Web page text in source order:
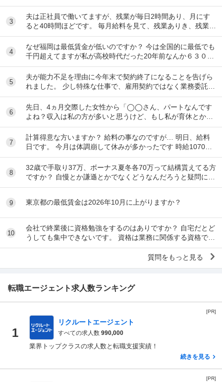
20円で、1日6時間で働いています。 ...
3
夫は正社員で働いてますが、残業が毎日2時間あり、月にす
ると40時間ほどです。 毎月給料を見て、残業ありき、残業は
ありがたい、副業しなくて済むし、お金も多く...
4
なぜ福岡は最低賃金が低いのですか？ 今は全国的に最低でも
千円超えてますが私が高校時代だった20年前なんか６３０円
で大手ファミレスで働いてましたよ！！
5
夫が能力不足を理由に今年末で契約終了になることを告げら
れました。 少し特殊な仕事で、雇用契約ではなく業務委託契
約という形です。そのため、有給休暇などの制...
6
先日、4ヵ月交際した女性から「◯◯さん、パートなんです
よね？収入は私の方が多いと思うけど、もし私が育休とか持
病で働けなくなったとしたら、◯◯さんの収入だけ...
7
計算得意な方いますか？ 給料の事なのですが… 明日、給料
日です。 今月は体調崩して休みが多かったです 時給1070円
月10日勤務 実働時間48時間 前払...
8
32歳で手取り37万、ボーナス夏冬各70万って結構貰えてる方
ですか？ 自慢とか謙遜とかでなくどうなんだろうと疑問に思
っただけです。 富裕層と比べず一般...
9 東京都の最低賃金は2026年10月に上がりますか？
10
会社で終業後に資格勉強をするのはありですか？ 自宅だとど
うしても集中できないです。 資格は業務に関係する資格で
す。 うちの会社はタイムカードとキントーンを...
質問をもっと見る
転職エージェント求人数ランキング
[PR]
1
リクルートエージェント
すべての求人数 990,000
業界トップクラスの求人数と転職支援実績！
続きを見る
[PR]